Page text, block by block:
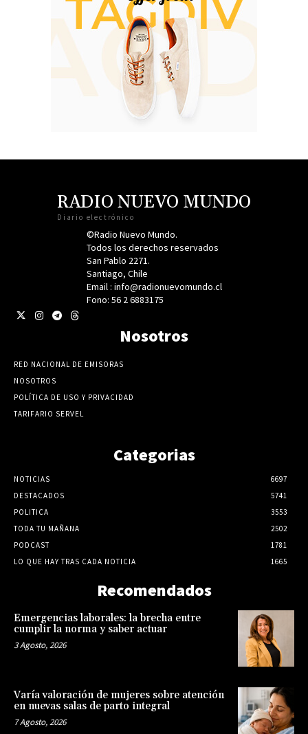
RADIO NUEVO MUNDO
Diario electrónico
©Radio Nuevo Mundo.
Todos los derechos reservados
San Pablo 2271.
Santiago, Chile
Email : info@radionuevomundo.cl
Fono: 56 2 6883175
Nosotros
RED NACIONAL DE EMISORAS
NOSOTROS
POLÍTICA DE USO Y PRIVACIDAD
TARIFARIO SERVEL
Categorias
NOTICIAS
6697
DESTACADOS
5741
POLITICA
3553
TODA TU MAÑANA
2502
PODCAST
1781
LO QUE HAY TRAS CADA NOTICIA
1665
Recomendados
Emergencias laborales: la brecha entre
cumplir la norma y saber actuar
3 Agosto, 2026
Varía valoración de mujeres sobre atención
en nuevas salas de parto integral
7 Agosto, 2026